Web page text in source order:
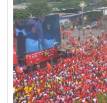
Tại TP.HCM, trời bắt
người tại phố đi bộ
hơn: